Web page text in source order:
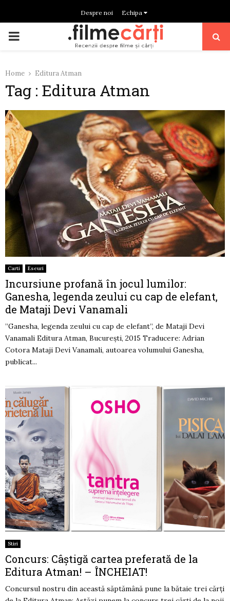
Despre noi Echipa
PRIMARY
Home Editura Atman
Tag : Editura Atman
Carti Eseuri
Incursiune profană în jocul lumilor:
Ganesha, legenda zeului cu cap de elefant,
de Mataji Devi Vanamali
”Ganesha, legenda zeului cu cap de elefant”, de Mataji Devi
Vanamali Editura Atman, București, 2015 Traducere: Adrian
Cotora Mataji Devi Vanamali, autoarea volumului Ganesha,
publicat...
Stiri
Concurs: Câștigă cartea preferată de la
Editura Atman! – ÎNCHEIAT!
Concursul nostru din această săptămână pune la bătaie trei cărți